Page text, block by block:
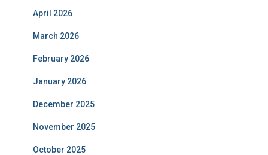
April 2026
March 2026
February 2026
January 2026
December 2025
November 2025
October 2025